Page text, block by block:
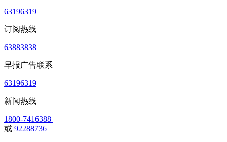
63196319
订阅热线
63883838
早报广告联系
63196319
新闻热线
1800-7416388
或 92288736